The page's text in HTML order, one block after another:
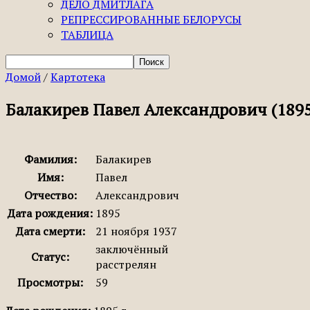
ДЕЛО ДМИТЛАГА
РЕПРЕССИРОВАННЫЕ БЕЛОРУСЫ
ТАБЛИЦА
Домой/Картотека
Балакирев Павел Александрович
Фамилия:
Балакирев
Имя:
Павел
Отчество:
Александрович
Дата рождения: 1895
Дата смерти:
21 ноября 1937
Статус:
заключённый
расстрелян
Просмотры:
59